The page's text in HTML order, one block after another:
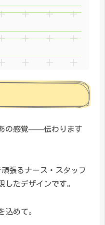
の感覚——伝わります
張るナース・スタッフ
したデザインです。
込めて。